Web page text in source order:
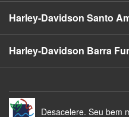
Harley-Davidson Santo
Harley-Davidson Barra
Desacelere. Seu bem